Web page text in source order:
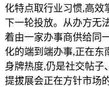
化特点取行业习惯,高效
下一轮投放。从办方无
着由一家办事商供给同
化的端到端办事,正在东
身牌热度,仍是社交帖子
提拔展会正在方针市场